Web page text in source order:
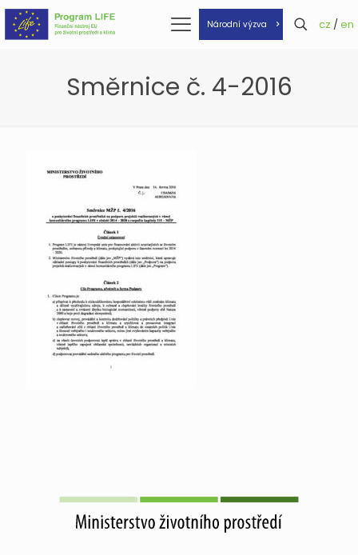
Národní výzva cz / en
Směrnice č. 4-2016